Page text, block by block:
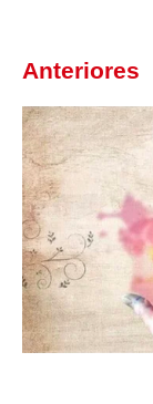
Anteriores